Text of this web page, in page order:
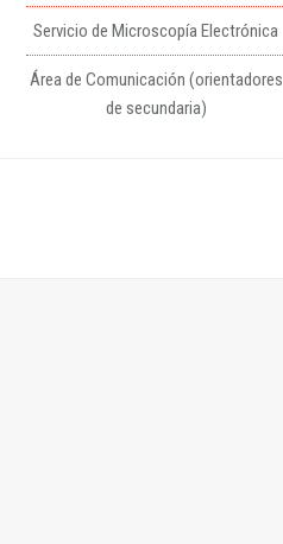
Servicio de Microscopía Electrónica
Área de Comunicación (orientadores
de secundaria)